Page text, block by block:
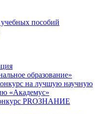
пособий
образование»
на лучшую научную
«Академус»
PROЗНАНИЕ